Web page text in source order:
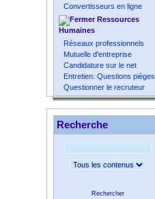
Convertisseurs en ligne
Ressources
Humaines
Réseaux professionnels
Mutuelle d'entreprise
Candidature sur le net
Entretien: Questions pièges
Questionner le recruteur
Recherche
Rechercher